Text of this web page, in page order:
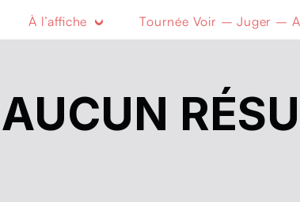
À l’affiche Tournée Voir – Juger –
AUCUN